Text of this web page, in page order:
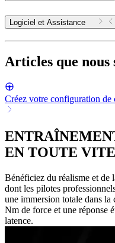
Logiciel et Assistance
Articles que nous
Créez votre configuration de
EN TOUTE
Bénéficiez du réalisme et de
dont les pilotes
une immersion totale dans la
Nm de force et une réponse
latence.